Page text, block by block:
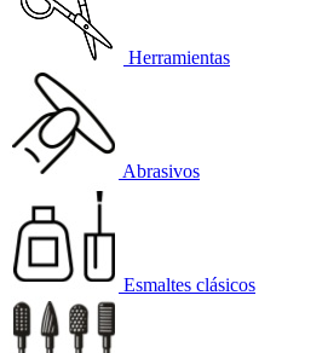
Herramientas
Abrasivos
Esmaltes clásicos